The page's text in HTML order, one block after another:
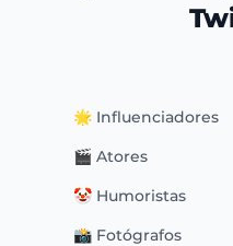
🌟 Influenciadores
🎬 Atores
🤡 Humoristas
📸 Fotógrafos